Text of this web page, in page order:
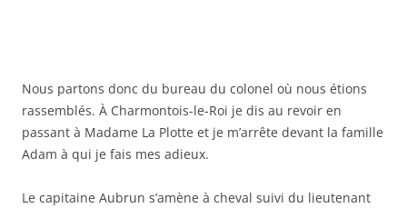
Nous partons donc du bureau du colonel où nous étions
rassemblés. À Charmontois-le-Roi je dis au revoir en
passant à Madame La Plotte et je m’arrête devant la famille
Adam à qui je fais mes adieux.
Le capitaine Aubrun s’amène à cheval suivi du lieutenant